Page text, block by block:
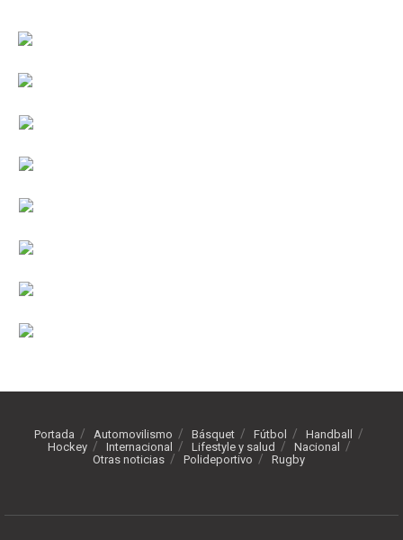
Portada Automovilismo Básquet Fútbol
Handball
Hockey
Internacional Lifestyle y salud
Nacional
Otras noticias
Polideportivo Rugby